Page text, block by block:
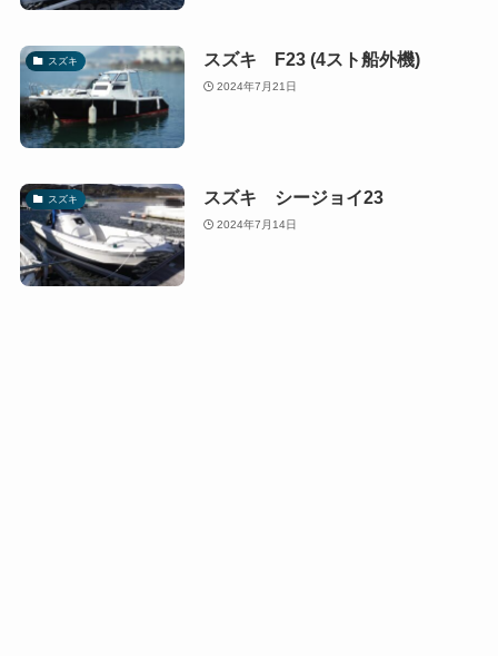
スズキ スズキ F23 (4スト船外機)
2024年7月21日
スズキ スズキ シージョイ23
2024年7月14日